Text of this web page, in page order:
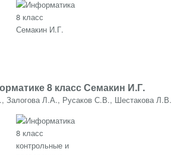
8 класс Семакин И.Г.
Залогова Л.А., Русаков С.В., Шестакова Л.В.